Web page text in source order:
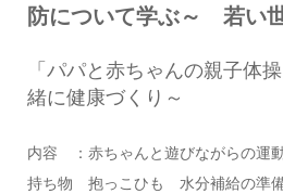
防について学ぶ～ 若い
「パパと赤ちゃんの親子体
緒に健康づくり～
内容 ：赤ちゃんと遊びながらの運
持ち物 抱っこひも 水分補給の準